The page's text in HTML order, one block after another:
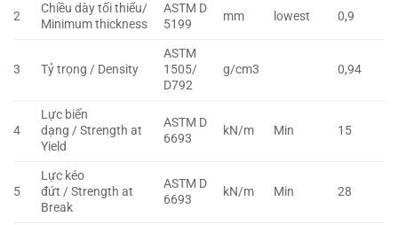
2
Chiều dày tối thiểu/
Minimum thickness
ASTM D
5199
mm lowest 0,9
3 Tỷ trọng / Density
ASTM
1505/
D792
g/cm3 0,94
4
Lực biến
dạng / Strength at
Yield
ASTM D
6693
kN/m Min 15
5
Lực kéo
đứt / Strength at
Break
ASTM D
6693
kN/m Min 28